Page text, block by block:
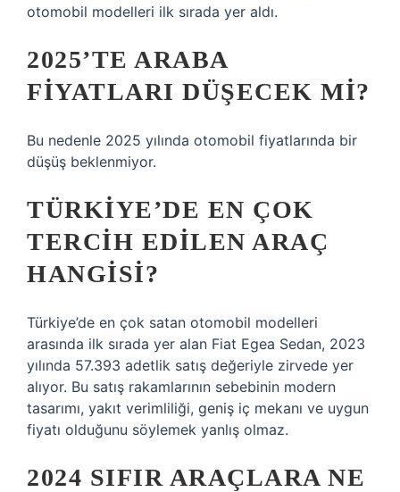
otomobil modelleri ilk sırada yer aldı.
2025’TE ARABA
FIYATLARI DÜŞECEK MI?
Bu nedenle 2025 yılında otomobil fiyatlarında bir
düşüş beklenmiyor.
TÜRKIYE’DE EN ÇOK
TERCIH EDILEN ARAÇ
HANGISI?
Türkiye’de en çok satan otomobil modelleri
arasında ilk sırada yer alan Fiat Egea Sedan, 2023
yılında 57.393 adetlik satış değeriyle zirvede yer
alıyor. Bu satış rakamlarının sebebinin modern
tasarımı, yakıt verimliliği, geniş iç mekanı ve uygun
fiyatı olduğunu söylemek yanlış olmaz.
2024 SIFIR ARAÇLARA NE